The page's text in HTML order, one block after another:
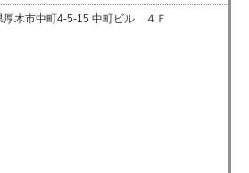
厚木市中町4-5-15 中町ビル ４Ｆ